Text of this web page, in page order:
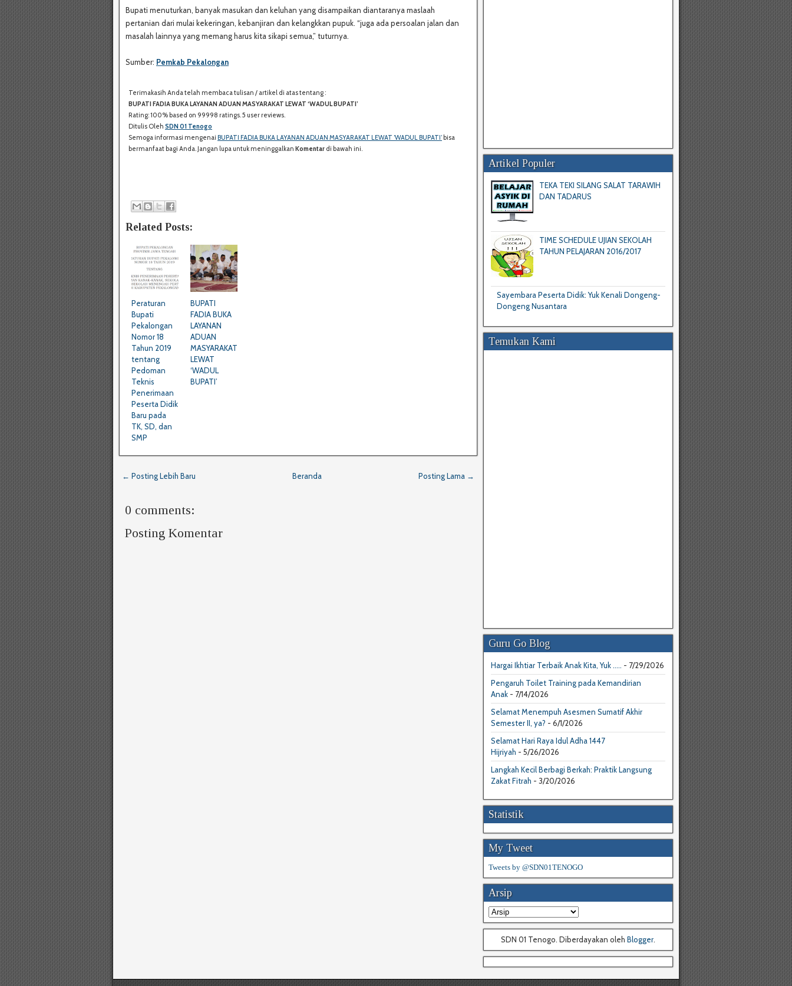
Bupati menuturkan, banyak masukan dan keluhan yang disampaikan diantaranya maslaah
pertanian dari mulai kekeringan, kebanjiran dan kelangkkan pupuk. “juga ada persoalan jalan dan
masalah lainnya yang memang harus kita sikapi semua,” tuturnya.
Sumber: Pemkab Pekalongan
Terimakasih Anda telah membaca tulisan / artikel di atas tentang :
BUPATI FADIA BUKA LAYANAN ADUAN MASYARAKAT LEWAT ‘WADUL BUPATI’
Rating:100% based on 99998 ratings.5 user reviews.
Ditulis Oleh SDN 01 Tenogo
Semoga informasi mengenai BUPATI FADIA BUKA LAYANAN ADUAN MASYARAKAT LEWAT ‘WADUL BUPATI’ bisa
bermanfaat bagi Anda. Jangan lupa untuk meninggalkan Komentar di bawah ini.
Related Posts:
Peraturan
Bupati
Pekalongan
Nomor 18
Tahun 2019
tentang
Pedoman
Teknis
Penerimaan
Peserta Didik
Baru pada
TK, SD, dan
SMP
BUPATI
FADIA BUKA
LAYANAN
ADUAN
MASYARAKAT
LEWAT
‘WADUL
BUPATI’
← Posting Lebih Baru Posting Lama →
Beranda
0 comments:
Posting Komentar
Artikel Populer
TEKA TEKI SILANG SALAT TARAWIH
DAN TADARUS
TIME SCHEDULE UJIAN SEKOLAH
TAHUN PELAJARAN 2016/2017
Sayembara Peserta Didik: Yuk Kenali Dongeng-
Dongeng Nusantara
Temukan Kami
Guru Go Blog
Hargai Ikhtiar Terbaik Anak Kita, Yuk ..... - 7/29/2026
Pengaruh Toilet Training pada Kemandirian
Anak- 7/14/2026
Selamat Menempuh Asesmen Sumatif Akhir
Semester II, ya? - 6/1/2026
Selamat Hari Raya Idul Adha 1447
Hijriyah - 5/26/2026
Langkah Kecil Berbagi Berkah: Praktik Langsung
Zakat Fitrah - 3/20/2026
Statistik
My Tweet
Tweets by @SDN01TENOGO
Arsip
SDN 01 Tenogo. Diberdayakan oleh Blogger.